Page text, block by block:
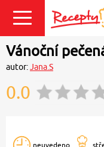
Přihlásit se
Vánoční
autor:Jana.S
0.0
neuvedeno